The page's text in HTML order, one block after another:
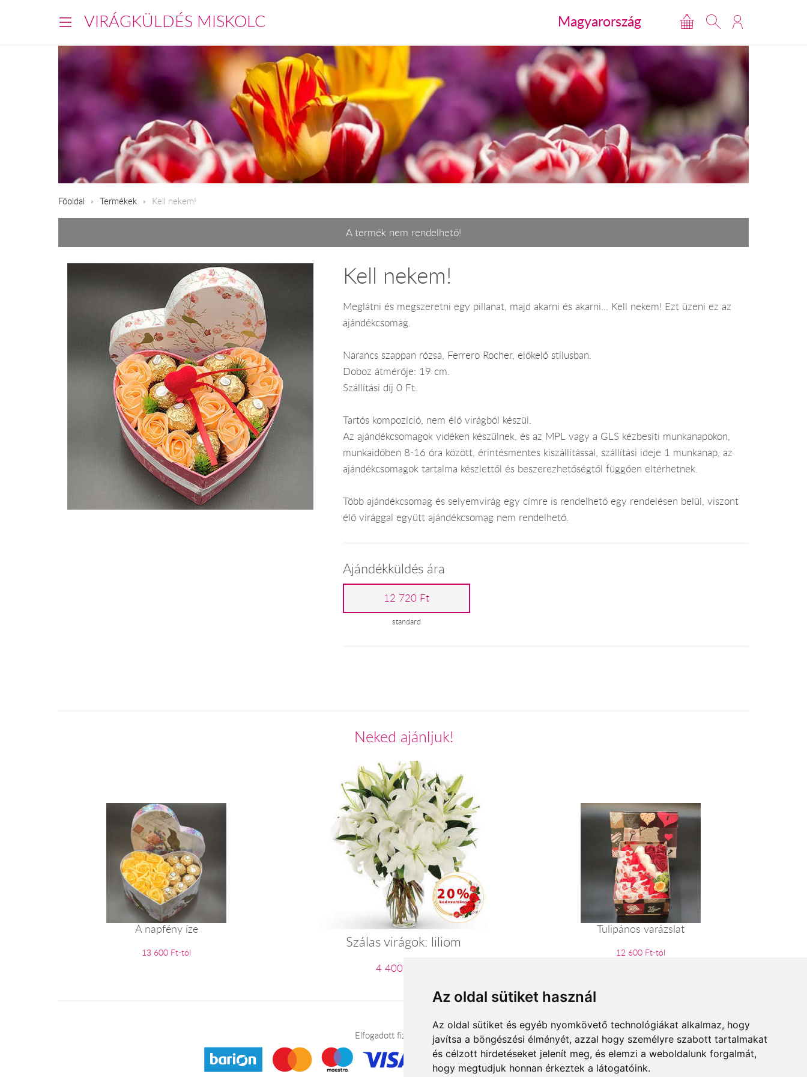
Az oldal sütiket használ
Az oldal sütiket és egyéb nyomkövető technológiákat alkalmaz, hogy
javítsa a böngészési élményét, azzal hogy személyre szabott tartalmakat
és célzott hirdetéseket jelenít meg, és elemzi a weboldalunk forgalmát,
hogy megtudjuk honnan érkeztek a látogatóink.
VIRÁGKÜLDÉS MISKOLC Magyarország
Főoldal Termékek Kell nekem!
A termék nem rendelhető!
Kell nekem!
Meglátni és megszeretni egy pillanat, majd akarni és akarni... Kell nekem! Ezt üzeni ez az
ajándékcsomag.
Narancs szappan rózsa, Ferrero Rocher, előkelő stílusban.
Doboz átmérője: 19 cm.
Szállítási díj 0 Ft.
Tartós kompozíció, nem élő virágból készül.
Az ajándékcsomagok vidéken készülnek, és az MPL vagy a GLS kézbesíti munkanapokon,
munkaidőben 8-16 óra között, érintésmentes kiszállítással, szállítási ideje 1 munkanap, az
ajándékcsomagok tartalma készlettől és beszerezhetőségtől függően eltérhetnek.
Több ajándékcsomag és selyemvirág egy címre is rendelhető egy rendelésen belül, viszont
élő virággal együtt ajándékcsomag nem rendelhető.
Ajándékküldés ára
12 720 Ft
standard
Neked ajánljuk!
A napfény íze
13 600 Ft-tól
Szálas virágok: liliom
4 400 Ft-tól
Tulipános varázslat
12 600 Ft-tól
Elfogadott fizetési módok